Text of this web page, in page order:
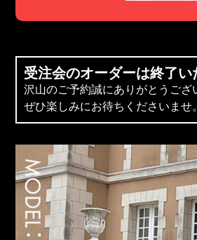
受注会のオーダーは終了い
沢山のご予約誠にありがとうござ
ぜひ楽しみにお待ちくださいませ。